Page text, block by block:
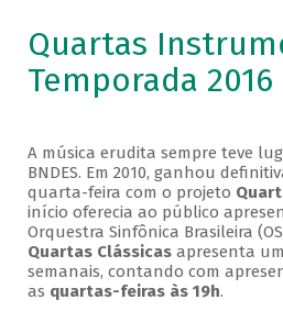
Quartas
Temporada 2016
A música erudita sempre teve
BNDES. Em 2010, ganhou
quarta-feira com o projeto
início oferecia ao público
Orquestra Sinfônica Brasileira
Quartas Clássicasapresenta
semanais, contando com
as quartas-feiras às 19h.